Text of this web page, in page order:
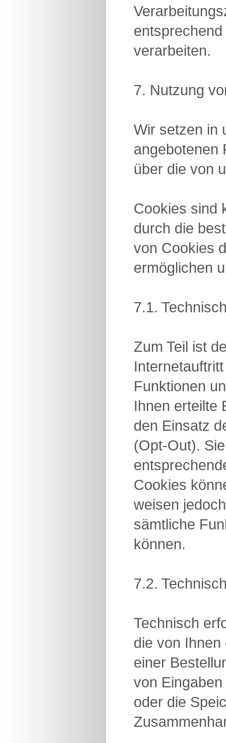
verarbeiten.
7. Nutzung
Wir setzen in
angebotenen
über die von
Cookies sind
durch die
von Cookies
ermöglichen
7.1.
Zum Teil ist
Funktionen
Ihnen erteilte
den Einsatz
(Opt-Out).
Cookies
weisen
sämtliche
können.
7.2.
Technisch
die von
einer
von
oder die